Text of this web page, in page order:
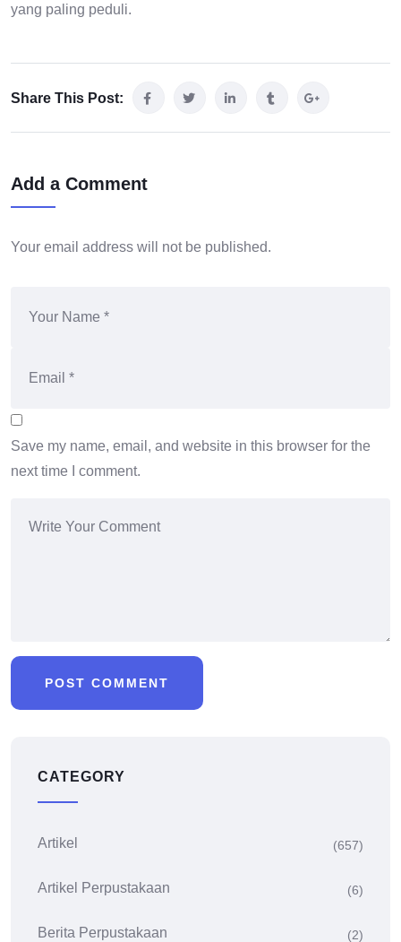
yang paling peduli.
Share This Post:
Add a Comment
Your email address will not be published.
Save my name, email, and website in this browser for the
next time I comment.
CATEGORY
Artikel (657)
Artikel Perpustakaan (6)
Berita Perpustakaan (2)